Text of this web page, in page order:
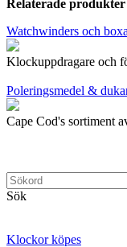
Relaterade produkter
Watchwinders och
Klockuppdragare och
Poleringsmedel &
Cape Cod's sortiment
Sök
Klockor köpes